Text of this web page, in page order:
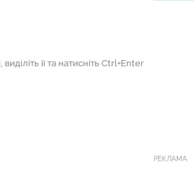
її та натисніть Ctrl+Enter
РЕКЛАМА